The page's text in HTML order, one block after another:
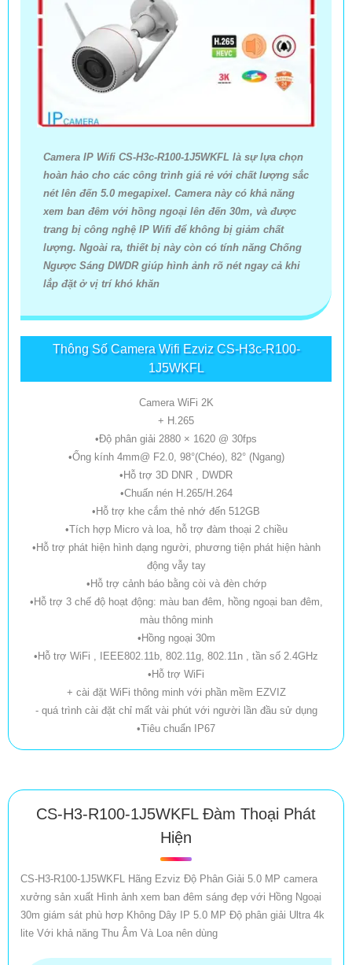
Camera IP Wifi CS-H3c-R100-1J5WKFL là sự lựa chọn
hoàn hảo cho các công trình giá rẻ với chất lượng sắc
nét lên đến 5.0 megapixel. Camera này có khả năng
xem ban đêm với hồng ngoại lên đến 30m, và được
trang bị công nghệ IP Wifi để không bị giảm chất
lượng. Ngoài ra, thiết bị này còn có tính năng Chống
Ngược Sáng DWDR giúp hình ảnh rõ nét ngay cả khi
lắp đặt ở vị trí khó khăn
Thông Số Camera Wifi Ezviz CS-H3c-R100-
1J5WKFL
Camera WiFi 2K
+ H.265
•Độ phân giải 2880 × 1620 @ 30fps
•Ống kính 4mm@ F2.0, 98°(Chéo), 82° (Ngang)
•Hỗ trợ 3D DNR , DWDR
•Chuấn nén H.265/H.264
•Hỗ trợ khe cắm thẻ nhớ đến 512GB
•Tích hợp Micro và loa, hỗ trợ đàm thoại 2 chiều
•Hỗ trợ phát hiện hình dạng người, phương tiện phát hiện hành
động vẫy tay
•Hỗ trợ cảnh báo bằng còi và đèn chớp
•Hỗ trợ 3 chế độ hoạt động: màu ban đêm, hồng ngoại ban đêm,
màu thông minh
•Hồng ngoại 30m
•Hỗ trợ WiFi , IEEE802.11b, 802.11g, 802.11n , tần số 2.4GHz
•Hỗ trợ WiFi
+ cài đặt WiFi thông minh với phần mềm EZVIZ
- quá trình cài đặt chỉ mất vài phút với người lần đầu sử dụng
•Tiêu chuẩn IP67
CS-H3-R100-1J5WKFL Đàm Thoại Phát
Hiện
CS-H3-R100-1J5WKFL Hãng Ezviz Độ Phân Giải 5.0 MP camera
xưởng sản xuất Hình ảnh xem ban đêm sáng đẹp với Hồng Ngoại
30m giám sát phù hơp Không Dây IP 5.0 MP Độ phân giải Ultra 4k
lite Với khả năng Thu Âm Và Loa nên dùng